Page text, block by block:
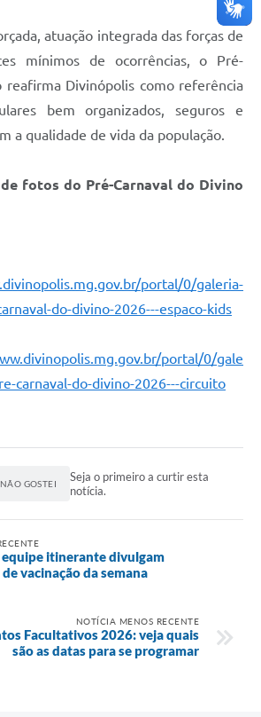
atuação integrada das forças de
mínimos de ocorrências, o Pré-
reafirma Divinópolis como referência
bem organizados, seguros e
a qualidade de vida da população.
fotos do Pré-Carnaval do Divino
portal/0/galeria-
do-divino-2026---espaco-kids
portal/0/gale
carnaval-do-divino-2026---circuito
NÃO GOSTEI
Seja o primeiro a curtir esta
notícia.
equipe itinerante divulgam
vacinação da semana
NOTÍCIA MENOS RECENTE
Facultativos 2026: veja quais
são as datas para se programar